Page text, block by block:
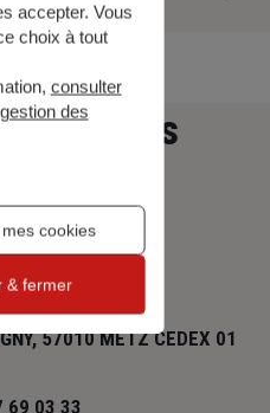
et de l'inclusion un
et nos
57010 METZ CEDEX 01
69 03 33
accepter. Vous
choix à tout
consulter
des
cookies
& fermer